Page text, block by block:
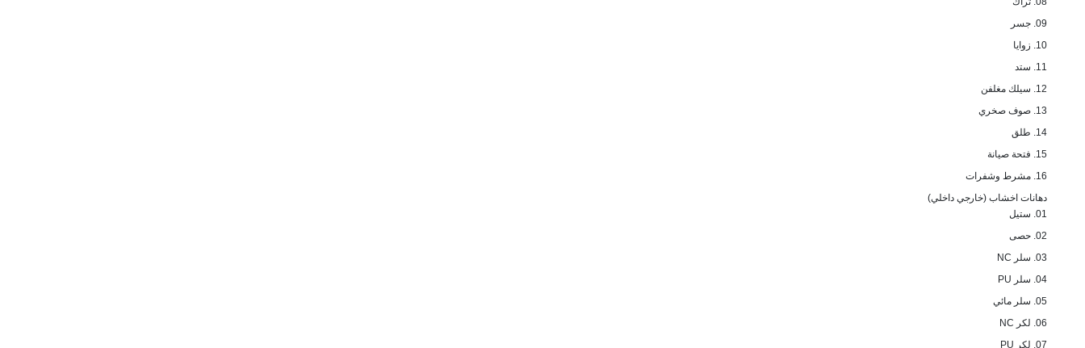
09. جسر
10. زوايا
11. ستد
12. سيلك مغلفن
13. صوف صخري
14. طلق
15. فتحة صيانة
16. مشرط وشفرات
دهانات اخشاب (خارجي داخلي)
01. ستيل
02. حصى
03. سلر NC
04. سلر PU
05. سلر مائي
06. لكر NC
07. لكر PU